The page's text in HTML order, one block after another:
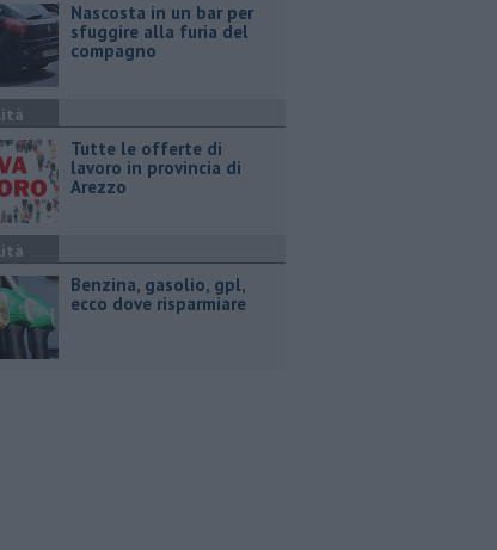
Nascosta in un bar per
sfuggire alla furia del
compagno
​Tutte le offerte di
lavoro in provincia di
Arezzo
​Benzina, gasolio, gpl,
ecco dove risparmiare